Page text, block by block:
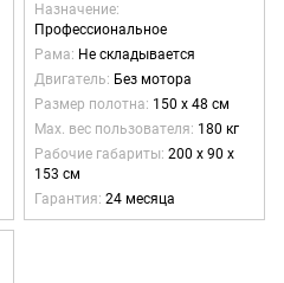
Назначение
Профессиональное
Рама
Не складывается
Двигатель
Без мотора
Размер полотна 150 х 48 см
Max. вес пользователя 180 кг
Рабочие габариты 200 х 90 х
153 см
Гарантия 24 месяца